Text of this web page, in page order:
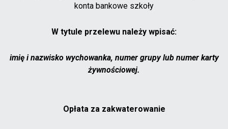
konta bankowe szkoły
W tytule przelewu należy wpisać:
imię i nazwisko wychowanka, numer grupy lub numer karty
żywnościowej.
Opłata za zakwaterowanie